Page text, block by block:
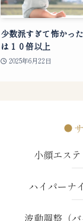
少数派すぎて怖かっ
は１０倍以上
2025年6月22日
小顔エス
ハイパーナ
波動調整（バ